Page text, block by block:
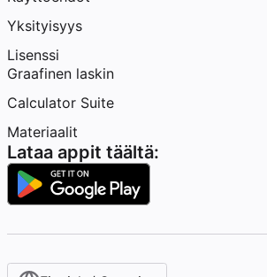
Yksityisyys
Lisenssi
Graafinen laskin
Calculator Suite
Materiaalit
Lataa appit täältä: